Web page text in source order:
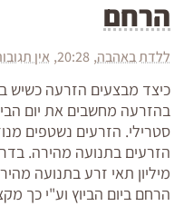
הרחם
ללדת באהבה 20:28 אין
כיצד מבצעים הזרעה כשיש
בהזרעה מחשבים את יום
סטרילי. הזרעים נשטפים
מיליון תאי זרע בתנועה
הרחם ביום הביוץ וע"י כך